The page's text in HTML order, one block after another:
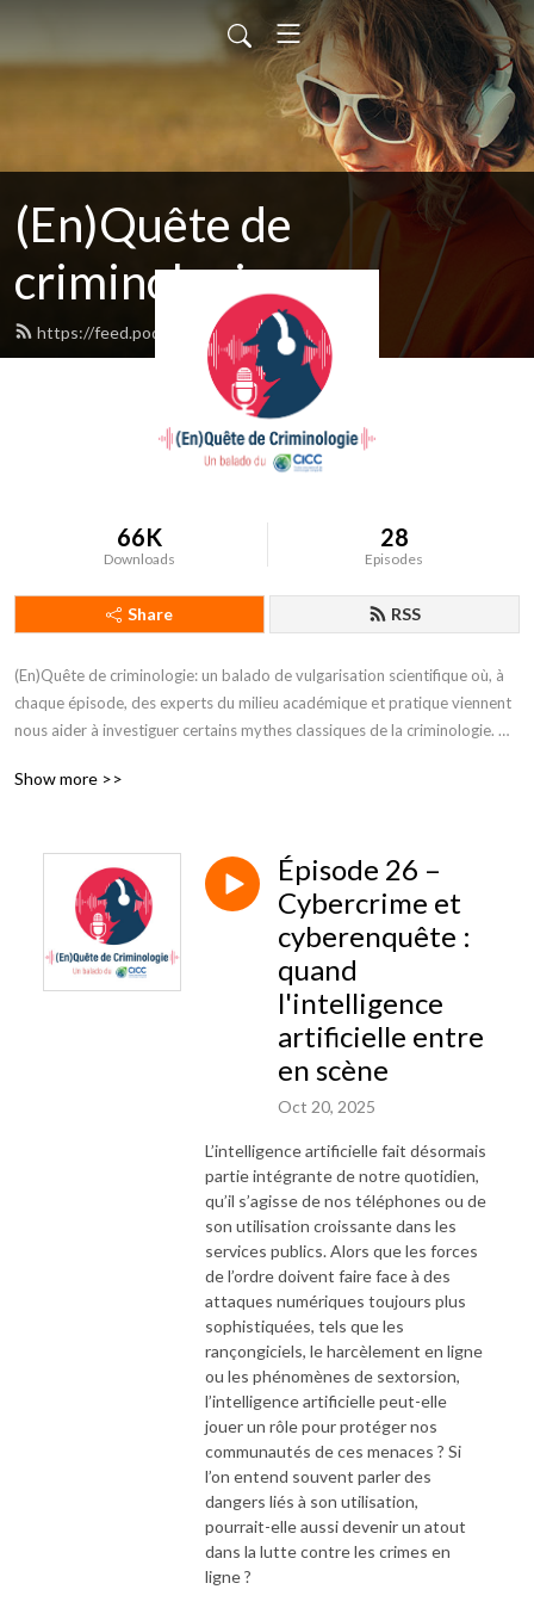
(En)Quête de
criminologie
https://feed.podbean.com/cicc/feed.xml
66K
Downloads
28
Episodes
Share RSS
(En)Quête de criminologie: un balado de vulgarisation scientifique où, à
chaque épisode, des experts du milieu académique et pratique viennent
nous aider à investiguer certains mythes classiques de la criminologie.
sont, à tort ou à raison, véhiculées à propos de la criminologie en les
Show more >>
Épisode 26 –
Cybercrime et
cyberenquête :
quand
l'intelligence
artificielle entre
en scène
Oct 20, 2025
L’intelligence artificielle fait désormais
partie intégrante de notre quotidien,
qu’il s’agisse de nos téléphones ou de
son utilisation croissante dans les
services publics. Alors que les forces
de l’ordre doivent faire face à des
attaques numériques toujours plus
sophistiquées, tels que les
rançongiciels, le harcèlement en ligne
ou les phénomènes de sextorsion,
l’intelligence artificielle peut-elle
jouer un rôle pour protéger nos
communautés de ces menaces ? Si
l’on entend souvent parler des
dangers liés à son utilisation,
pourrait-elle aussi devenir un atout
dans la lutte contre les crimes en
ligne ?